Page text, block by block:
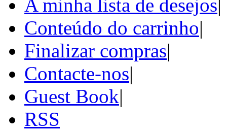
A minha lista de desejos|
Conteúdo do carrinho|
Finalizar compras|
Contacte-nos|
Guest Book|
RSS